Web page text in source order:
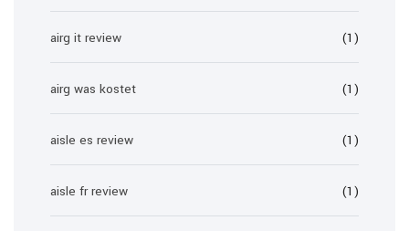
airg it review (1)
airg was kostet (1)
aisle es review (1)
aisle fr review (1)